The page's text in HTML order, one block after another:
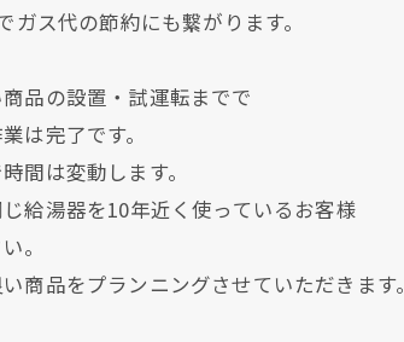
ス代の節約にも繋がります。
品の設置・試運転までで
は完了です。
間は変動します。
給湯器を10年近く使っているお客様
。
商品をプランニングさせていただきます。